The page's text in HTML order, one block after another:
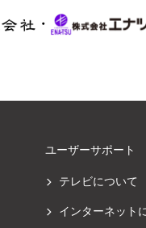
・
ユーザーサポート
テレビについて
インターネット